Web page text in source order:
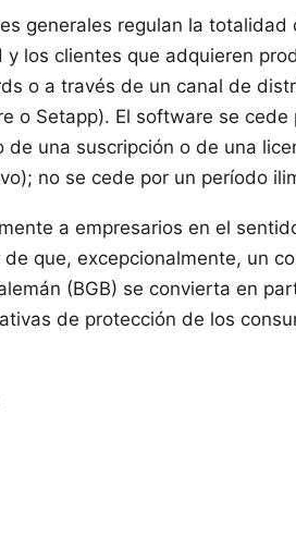
generales regulan la
y los clientes que adquieren
o a través de un canal de
o Setapp). El software se
de una suscripción o de una
no se cede por un período
a empresarios en el
de que, excepcionalmente, un
(BGB) se convierta en
de protección de los